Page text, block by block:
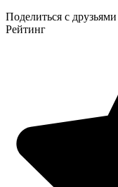
Поделиться с друзьями
Рейтинг